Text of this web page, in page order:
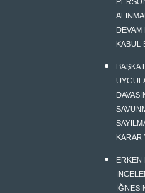
KABUL
BAŞKA
KARAR
ERKEN